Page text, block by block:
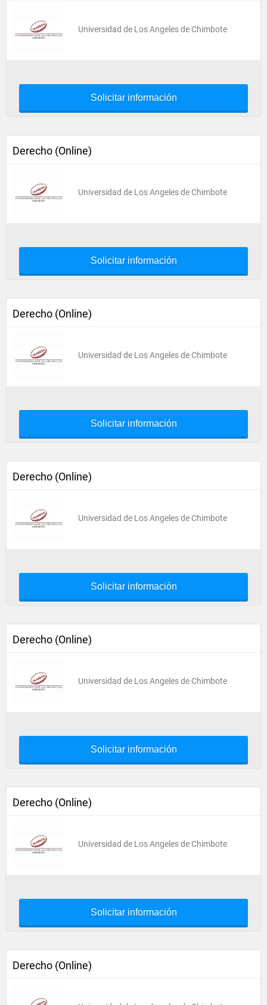
Universidad de Los Angeles de Chimbote
Solicitar información
Derecho (Online)
Universidad de Los Angeles de Chimbote
Solicitar información
Derecho (Online)
Universidad de Los Angeles de Chimbote
Solicitar información
Derecho (Online)
Universidad de Los Angeles de Chimbote
Solicitar información
Derecho (Online)
Universidad de Los Angeles de Chimbote
Solicitar información
Derecho (Online)
Universidad de Los Angeles de Chimbote
Solicitar información
Derecho (Online)